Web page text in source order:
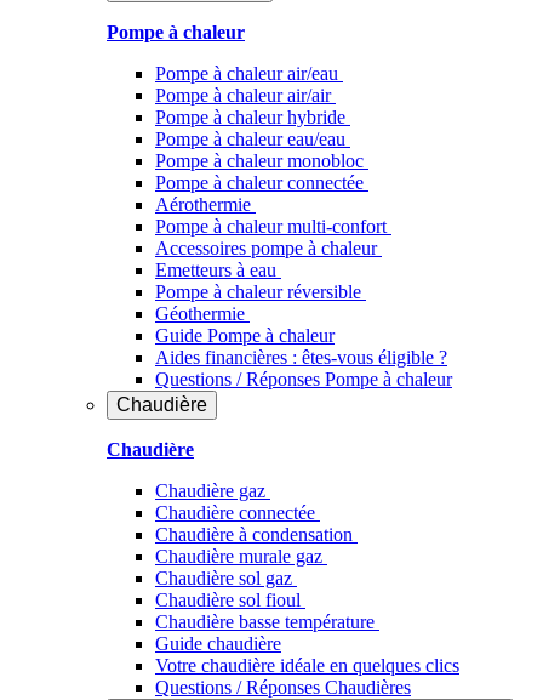
Pompe à chaleur
Pompe à chaleur air/eau
Pompe à chaleur air/air
Pompe à chaleur hybride
Pompe à chaleur​ eau/eau
Pompe à chaleur monobloc
Pompe à chaleur connectée
Aérothermie
Pompe à chaleur multi-confort
Accessoires pompe à chaleur
Emetteurs à eau
Pompe à chaleur réversible
Géothermie
Guide Pompe à chaleur
Aides financières : êtes-vous éligible ?
Questions / Réponses Pompe à chaleur
Chaudière
Chaudière
Chaudière gaz
Chaudière connectée
Chaudière à condensation
Chaudière murale gaz
Chaudière sol gaz
Chaudière sol fioul
Chaudière basse température
Guide chaudière
Votre chaudière idéale en quelques clics
Questions / Réponses Chaudières